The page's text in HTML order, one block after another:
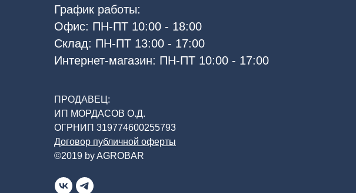
График работы:
Офис: ПН-ПТ 10:00 - 18:00
Склад: ПН-ПТ 13:00 - 17:00
Интернет-магазин: ПН-ПТ 10:00 - 17:00
ПРОДАВЕЦ:
ИП МОРДАСОВ О.Д.
ОГРНИП 319774600255793
Договор публичной оферты
©2019 by AGROBAR